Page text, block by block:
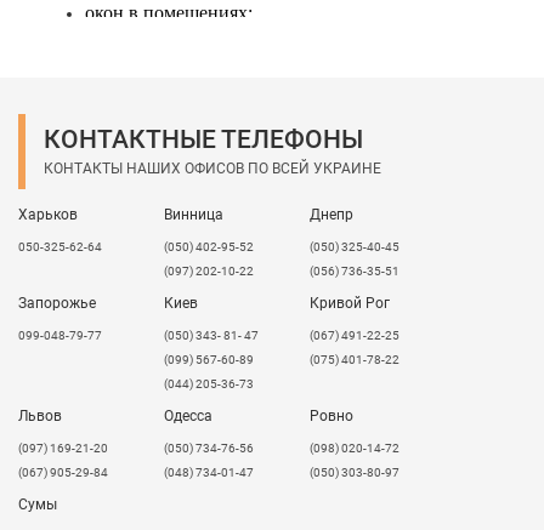
окон в помещениях;
сохранить видимость изображения с обеих сторон
прозрачной поверхности на которую она наклеена в
отличии от белой перфоплёнки. Открывает новые
стендов, брендировании транспорта. Возможность
создания интересных и неповторимых эффектов при
комбинировании с белой плёнкой и плёнкой с
полноцветной печатью!
КОНТАКТНЫЕ ТЕЛЕФОНЫ
КОНТАКТЫ НАШИХ ОФИСОВ ПО ВСЕЙ УКРАИНЕ
Харьков
050-325-62-64
Винница
(050) 402-95-52
(097) 202-10-22
Днепр
(050) 325-40-45
(056) 736-35-51
Запорожье
099-048-79-77
Киев
(050) 343- 81- 47
(099) 567-60-89
(044) 205-36-73
Кривой Рог
(067) 491-22-25
(075) 401-78-22
Львов
​(097) 169-21-20
(067) 905-29-84
Одесса
(050) 734-76-56
(048) 734-01-47
Ровно
(098) 020-14-72
(050) 303-80-97
Сумы